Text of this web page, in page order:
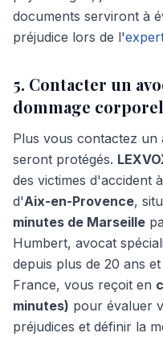
documents serviront à
préjudice lors de l'
5. Contacter un
dommage corporel
Plus vous contactez un
seront protégés.
des victimes d'accident
d'Aix-en-Provence,
minutes de Marseille
Humbert, avocat
depuis plus de 20 ans
France, vous reçoit en
minutes) pour évaluer
préjudices et définir la